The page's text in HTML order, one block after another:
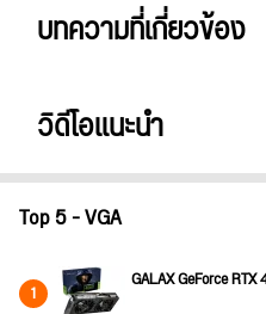
บทความที่เกี่ยวข้อง
วิดีโอแนะนำ
Top 5 - VGA
1 GALAX GeForce